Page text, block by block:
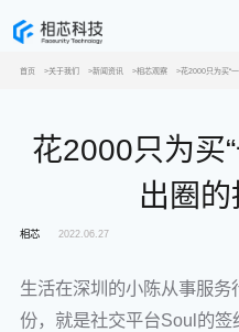
首页 关于我们 新闻资讯 相芯观察 花2000只为买“
花2000只为买
出圈
相芯 2022.06.27
生活在深圳的小陈从事服
份，就是社交平台Soul的